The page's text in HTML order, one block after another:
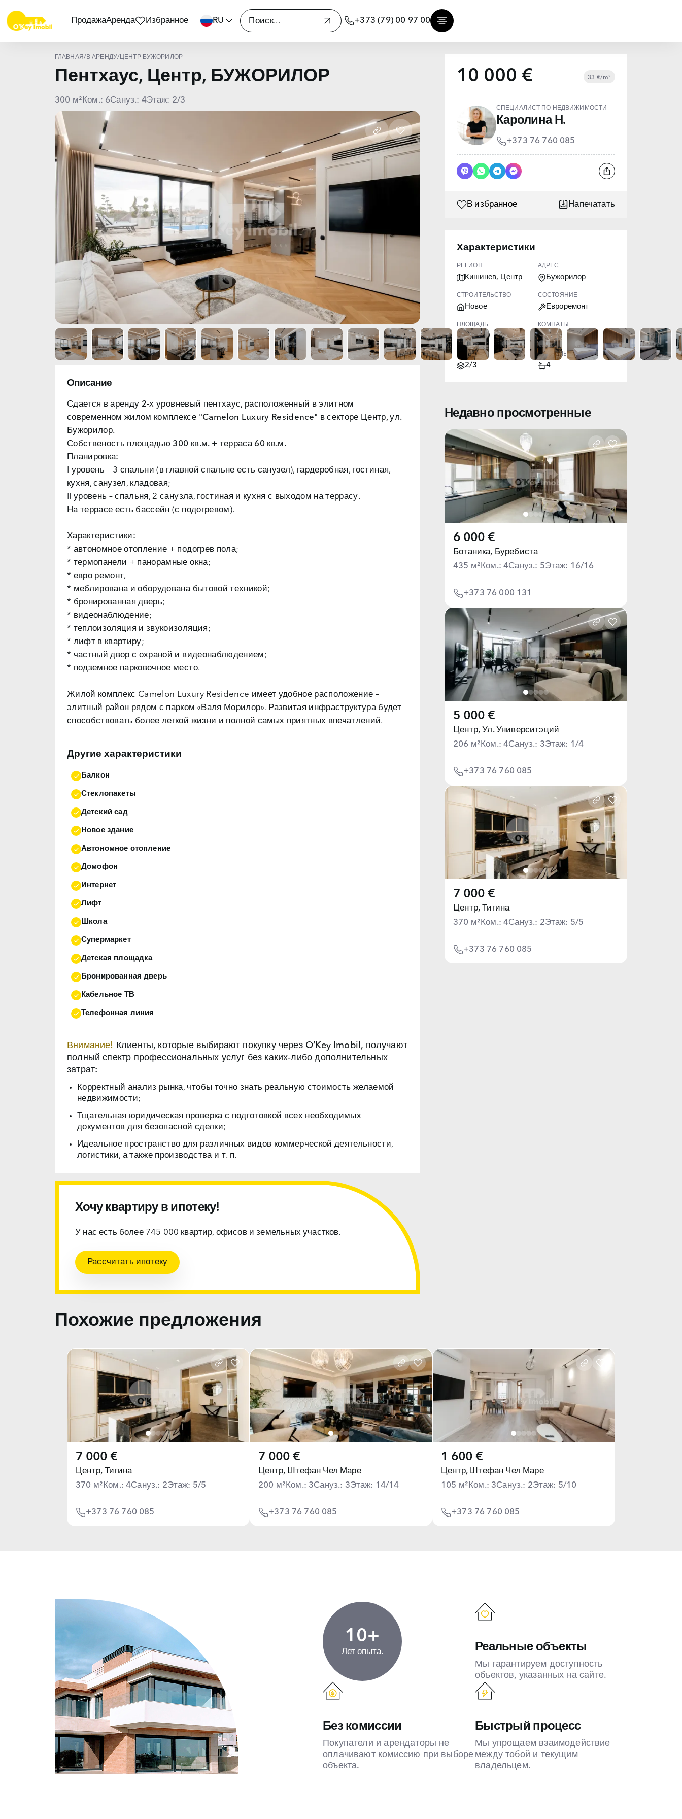
ПродажаАренда Избранное RU +373 (79) 00 97 00
ГЛАВНАЯ/ В АРЕНДУ/ ЦЕНТР БУЖОРИЛОР
Пентхаус, Центр, БУЖОРИЛОР
300 м² Ком.: 6Сануз.: 4Этаж: 2/3
Описание
Сдается в аренду 2-х уровневый пентхаус, расположенный в элитном
современном жилом комплексе "Camelon Luxury Residence" в секторе Центр, ул.
Бужорилор.
Собственость площадью 300 кв.м. + терраса 60 кв.м.
Планировка:
I уровень – 3 спальни (в главной спальне есть санузел), гардеробная, гостиная,
кухня, санузел, кладовая;
II уровень – спальня, 2 санузла, гостиная и кухня с выходом на террасу.
На террасе есть бассейн (с подогревом).
Характеристики:
* автономное отопление + подогрев пола;
* термопанели + панорамные окна;
* евро ремонт,
* меблирована и оборудована бытовой техникой;
* бронированная дверь;
* видеонаблюдение;
* теплоизоляция и звукоизоляция;
* лифт в квартиру;
* частный двор с охраной и видеонаблюдением;
* подземное парковочное место.
Жилой комплекс Camelon Luxury Residence имеет удобное расположение –
элитный район рядом с парком «Валя Морилор». Развитая инфраструктура будет
способствовать более легкой жизни и полной самых приятных впечатлений.
Другие характеристики
Балкон
Стеклопакеты
Детский сад
Новое здание
Автономное отопление
Домофон
Интернет
Лифт
Школа
Супермаркет
Детская площадка
Бронированная дверь
Кабельное ТВ
Телефонная линия
Внимание!
Клиенты, которые выбирают покупку через O’Key Imobil, получают
полный спектр профессиональных услуг без каких‑либо дополнительных
затрат:
Корректный анализ рынка, чтобы точно знать реальную стоимость желаемой
недвижимости;
Тщательная юридическая проверка с подготовкой всех необходимых
документов для безопасной сделки;
Идеальное пространство для различных видов коммерческой деятельности,
логистики, а также производства и т. п.
Хочу квартиру в ипотеку!
У нас есть более 745 000 квартир, офисов и земельных участков.
Рассчитать ипотеку
10 000 € 33 €/m²
СПЕЦИАЛИСТ ПО НЕДВИЖИМОСТИ
Каролина Н.
+373 76 760 085
В избранное Напечатать
Характеристики
РЕГИОН
Кишинев, Центр
АДРЕС
Бужорилор
СТРОИТЕЛЬСТВО
Новое
СОСТОЯНИЕ
Евроремонт
ПЛОЩАДЬ
300.00
КОМНАТЫ
6
ЭТАЖ
2/3
САНУЗЛЫ
4
Недавно просмотренные
6 000 €
Ботаника, Буребиста
435 м² Ком.: 4Сануз.: 5Этаж: 16/16
+373 76 000 131
5 000 €
Центр, Ул. Университэций
206 м² Ком.: 4Сануз.: 3Этаж: 1/4
+373 76 760 085
7 000 €
Центр, Тигина
370 м² Ком.: 4Сануз.: 2Этаж: 5/5
+373 76 760 085
Похожие предложения
7 000 €
Центр, Тигина
370 м² Ком.: 4Сануз.: 2Этаж: 5/5
+373 76 760 085
7 000 €
Центр, Штефан Чел Маре
200 м² Ком.: 3Сануз.: 3Этаж: 14/14
+373 76 760 085
1 600 €
Центр, Штефан Чел Маре
105 м² Ком.: 3Сануз.: 2Этаж: 5/10
+373 76 760 085
10+
Лет опыта. Реальные объекты
Мы гарантируем доступность
объектов, указанных на сайте.
Без комиссии
Покупатели и арендаторы не
оплачивают комиссию при выборе
объекта.
Быстрый процесс
Мы упрощаем взаимодействие
между тобой и текущим
владельцем.